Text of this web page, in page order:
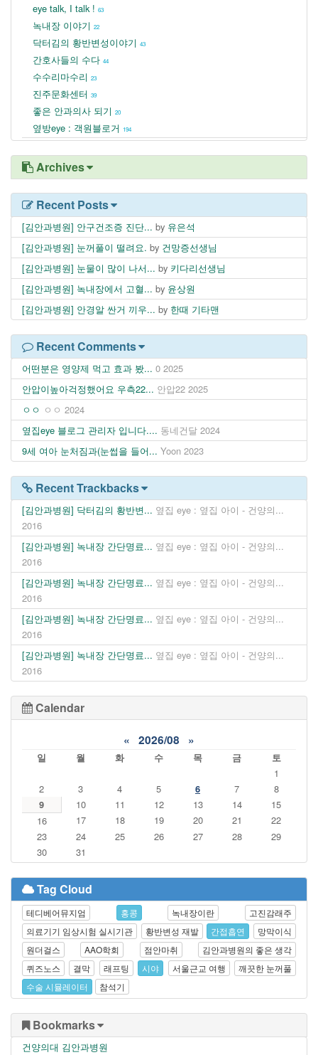
eye talk, I talk ! 63
녹내장 이야기 22
닥터김의 황반변성이야기 43
간호사들의 수다 44
수수리마수리 23
진주문화센터 39
좋은 안과의사 되기 20
옆방eye : 객원블로거 194
Archives
Recent Posts
[김안과병원] 안구건조증 진단... by 유은석
[김안과병원] 눈꺼풀이 떨려요. by 건망증선생님
[김안과병원] 눈물이 많이 나서... by 키다리선생님
[김안과병원] 녹내장에서 고혈... by 윤상원
[김안과병원] 안경알 싼거 끼우... by 한때 기타맨
Recent Comments
어떤분은 영양제 먹고 효과 봤... 0 2025
안압이높아걱정했어요 우측22... 안압22 2025
ㅇㅇ ㅇㅇ 2024
옆집eye 블로그 관리자 입니다.... 동네건달 2024
9세 여아 눈처짐과(눈썹을 들어... Yoon 2023
Recent Trackbacks
[김안과병원] 닥터김의 황반변... 옆집 eye : 옆집 아이 - 건양의...
2016
[김안과병원] 녹내장 간단명료... 옆집 eye : 옆집 아이 - 건양의...
2016
[김안과병원] 녹내장 간단명료... 옆집 eye : 옆집 아이 - 건양의...
2016
[김안과병원] 녹내장 간단명료... 옆집 eye : 옆집 아이 - 건양의...
2016
[김안과병원] 녹내장 간단명료... 옆집 eye : 옆집 아이 - 건양의...
2016
Calendar
« 2026/08 »
일 월 화 수 목 금
토
1
2
3 4 5 6 7
8
9
10 11 12 13 14
15
16
17 18 19 20 21
22
23
24 25 26 27 28
29
30
31
Tag Cloud
테디베어뮤지엄 홍콩 녹내장이란
고진감래주
의료기기 임상시험 실시기관
황반변성 재발 간접흡연
망막이식
원더걸스
AAO학회 점안마취
김안과병원의 좋은 생각
퀴즈노스
결막 래프팅 시야 서울근교 여행
깨끗한 눈꺼풀
수술 시뮬레이터
참석기
Bookmarks
건양의대 김안과병원